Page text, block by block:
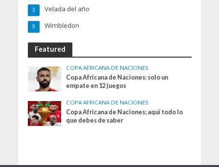
Velada del año
3
Wimbledon
9
Featured
COPA AFRICANA DE NACIONES
Copa Africana de Naciones: solo un
empate en 12 juegos
COPA AFRICANA DE NACIONES
Copa Africana de Naciones; aquí todo lo
que debes de saber